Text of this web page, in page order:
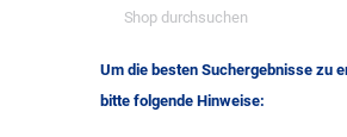
Um die besten Suchergebnisse zu
bitte folgende Hinweise: